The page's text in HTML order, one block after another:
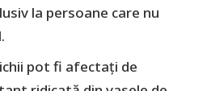
la persoane care nu
pot fi afectați de